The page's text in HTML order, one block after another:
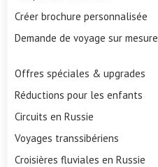
Créer brochure personnalisée
Demande de voyage sur mesure
Offres spéciales & upgrades
Réductions pour les enfants
Circuits en Russie
Voyages transsibériens
Croisières fluviales en Russie